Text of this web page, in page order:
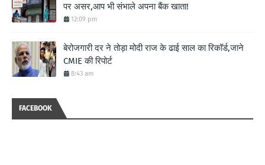
पर असर,आप भी संभाले अपना बैंक खाता!
12:09 pm
बेरोजगारी दर ने तोड़ा मोदी राज के ढाई साल का रिकॉर्ड,जाने
CMIE की रिपोर्ट
8:43 am
FACEBOOK